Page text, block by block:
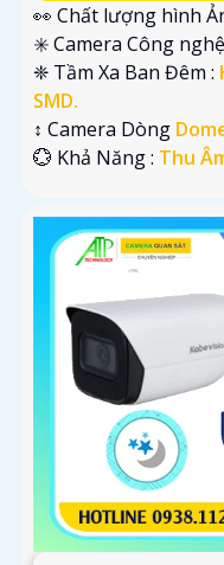
👀 Chất lượng hình
✳️ Camera Công
❈ Tầm Xa Ban Đêm :
SMD.
↕️ Camera Dòng
️💮 Khả Năng : Thu